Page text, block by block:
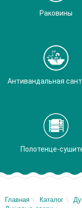
Раковины
Антивандальная
Полотенце-
Главная Каталог